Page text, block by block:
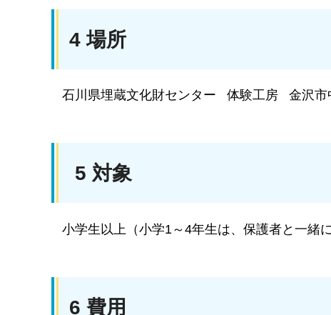
4 場所
石川県埋蔵文化財センター 体験工房 金沢市
5 対象
小学生以上（小学1～4年生は、保護者と一緒に
6 費用